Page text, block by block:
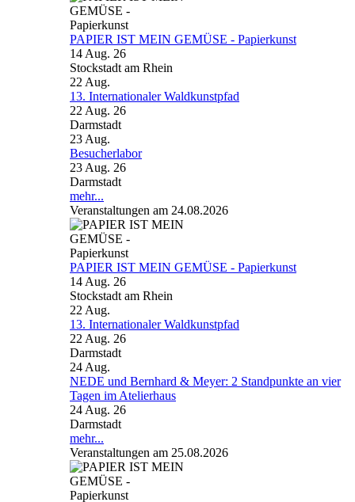
PAPIER IST MEIN GEMÜSE - Papierkunst
14 Aug. 26
Stockstadt am Rhein
22 Aug.
13. Internationaler Waldkunstpfad
22 Aug. 26
Darmstadt
23 Aug.
Besucherlabor
23 Aug. 26
Darmstadt
mehr...
Veranstaltungen am 24.08.2026
PAPIER IST MEIN GEMÜSE - Papierkunst
14 Aug. 26
Stockstadt am Rhein
22 Aug.
13. Internationaler Waldkunstpfad
22 Aug. 26
Darmstadt
24 Aug.
NEDE und Bernhard & Meyer: 2 Standpunkte an vier
Tagen im Atelierhaus
24 Aug. 26
Darmstadt
mehr...
Veranstaltungen am 25.08.2026